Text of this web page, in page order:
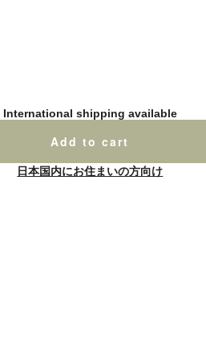
International shipping available
Add to cart
日本国内にお住まいの方向け